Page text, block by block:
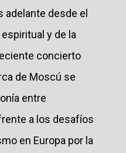
adelante desde el
y de la
concierto
de Moscú se
entre
a los desafíos
en Europa por la